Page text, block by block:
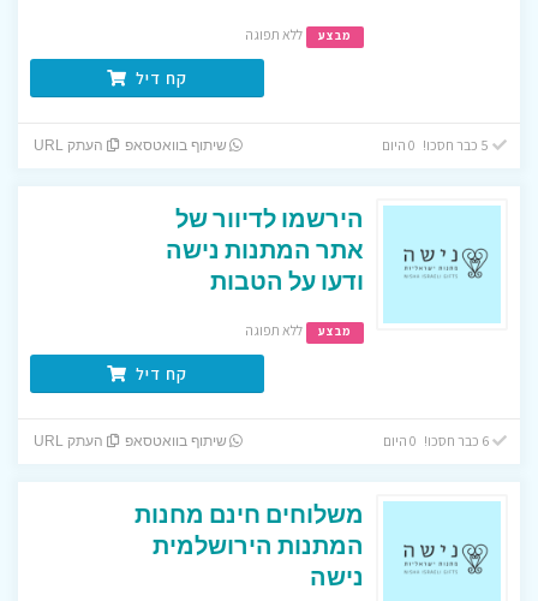
מבצע ללא תפוגה
קח דיל
שיתוף בוואטסאפ העתק URL
הירשמו לדיוור של
אתר המתנות נישה
ודעו על הטבות
מבצע ללא תפוגה
קח דיל
6 כבר חסכו! 0 היום שיתוף בוואטסאפ העתק URL
משלוחים חינם מחנות
המתנות הירושלמית
נישה